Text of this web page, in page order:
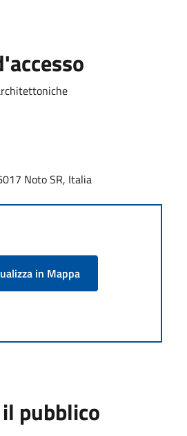
Noto SR, Italia
in Mappa
pubblico